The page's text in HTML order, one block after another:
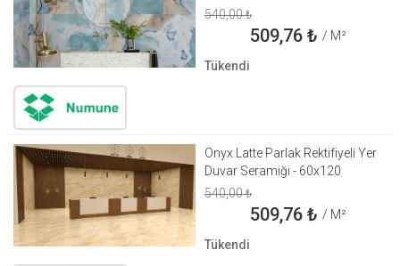
540,00₺
509,76₺ / M²
Tükendi
Onyx Latte Parlak Rektifiyeli Yer
Duvar Seramiği - 60x120
540,00₺
509,76₺ / M²
Tükendi